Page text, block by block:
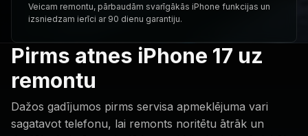
Veicam remontu, pārbaudām svarīgākās iPhone funkcijas un
izsniedzam ierīci ar 90 dienu garantiju.
Pirms atnes iPhone 17 uz
remontu
Dažos gadījumos pirms servisa apmeklējuma vari
sagatavot telefonu, lai remonts noritētu ātrāk un